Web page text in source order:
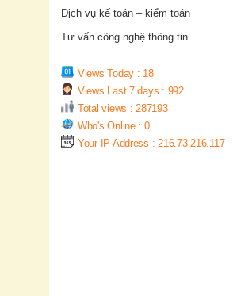
Dịch vụ kế toán – kiểm toán
Tư vấn công nghệ thông tin
Views Today : 18
Views Last 7 days : 992
Total views : 287193
Who's Online : 0
Your IP Address : 216.73.216.117